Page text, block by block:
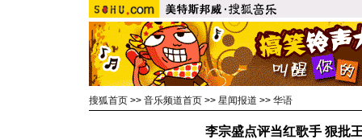
搜狐首页 >> 音乐频道首页 >> 星闻报道 >> 华语
李宗盛点评当红歌手 狠批